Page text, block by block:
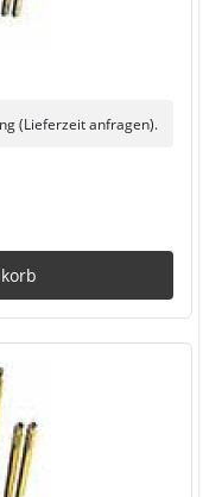
(Lieferzeit anfragen).